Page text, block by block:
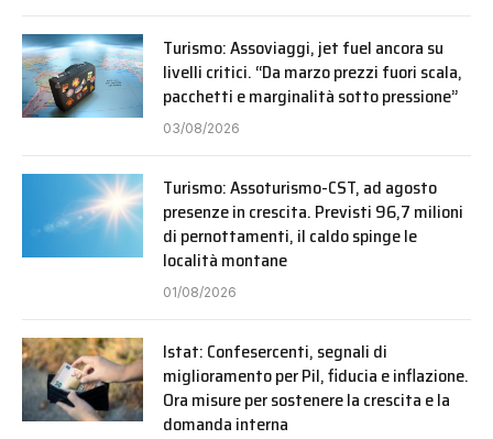
Turismo: Assoviaggi, jet fuel ancora su
livelli critici. “Da marzo prezzi fuori scala,
pacchetti e marginalità sotto pressione”
03/08/2026
Turismo: Assoturismo-CST, ad agosto
presenze in crescita. Previsti 96,7 milioni
di pernottamenti, il caldo spinge le
località montane
01/08/2026
Istat: Confesercenti, segnali di
miglioramento per Pil, fiducia e inflazione.
Ora misure per sostenere la crescita e la
domanda interna